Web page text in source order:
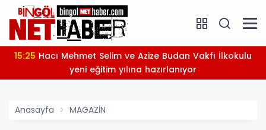
15:25
yeni eğitim yılına hazırlanıyor
Anasayfa MAGAZİN